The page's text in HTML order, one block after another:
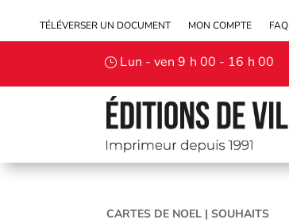
TÉLÉVERSER UN DOCUMENT MON COMPTE FAQ
Lun - ven 9 h 00 - 16 h 00
CARTES DE NOEL | SOUHAITS